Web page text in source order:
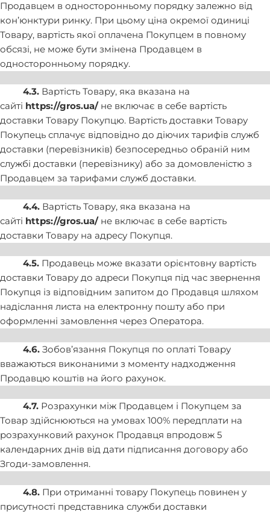
Продавцем в односторонньому порядку залежно від
кон’юнктури ринку. При цьому ціна окремої одиниці
Товару, вартість якої оплачена Покупцем в повному
обсязі, не може бути змінена Продавцем в
односторонньому порядку.
4.3.Вартість Товару, яка вказана на
сайті https://gros.ua/не включає в себе вартість
доставки Товару Покупцю. Вартість доставки Товару
Покупець сплачує відповідно до діючих тарифів служб
доставки (перевізників) безпосередньо обраній ним
службі доставки (перевізнику) або за домовленістю з
Продавцем за тарифами служб доставки.
4.4.Вартість Товару, яка вказана на
сайті https://gros.ua/не включає в себе вартість
доставки Товару на адресу Покупця.
4.5.Продавець може вказати орієнтовну вартість
доставки Товару до адреси Покупця під час звернення
Покупця із відповідним запитом до Продавця шляхом
надіслання листа на електронну пошту або при
оформленні замовлення через Оператора.
4.6.Зобов’язання Покупця по оплаті Товару
вважаються виконаними з моменту надходження
Продавцю коштів на його рахунок.
4.7.Розрахунки між Продавцем і Покупцем за
Товар здійснюються на умовах 100% передплати на
розрахунковий рахунок Продавця впродовж 5
календарних днів від дати підписання договору або
Згоди-замовлення.
4.8.При отриманні товару Покупець повинен у
присутності представника служби доставки